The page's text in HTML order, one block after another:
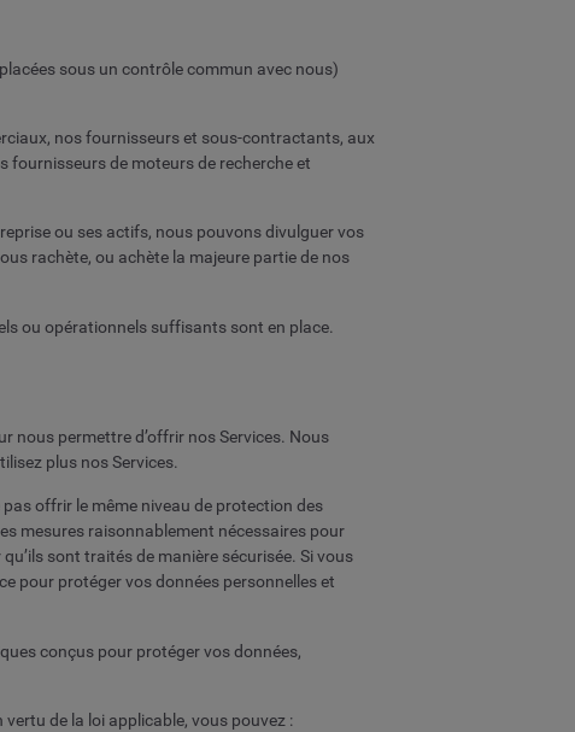
sous un contrôle commun avec nous)
nos fournisseurs et sous-contractants, aux
fournisseurs de moteurs de recherche et
ou ses actifs, nous pouvons divulguer vos
rachète, ou achète la majeure partie de nos
ou opérationnels suffisants sont en place.
nous permettre d’offrir nos Services. Nous
plus nos Services.
offrir le même niveau de protection des
mesures raisonnablement nécessaires pour
sont traités de manière sécurisée. Si vous
pour protéger vos données personnelles et
conçus pour protéger vos données,
de la loi applicable, vous pouvez :